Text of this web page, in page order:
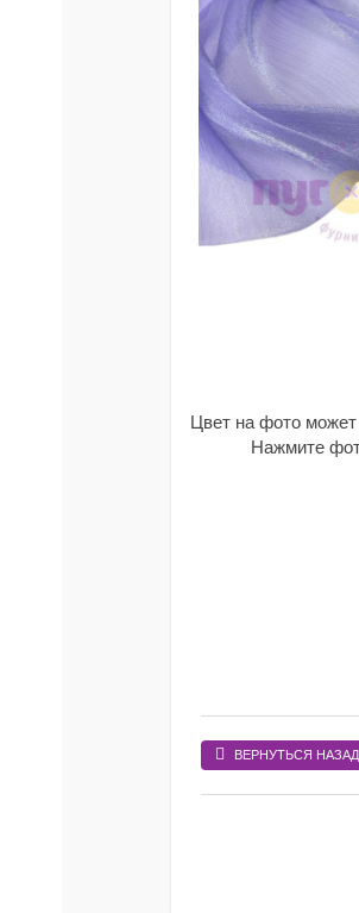
Цвет на фото может
Нажмите
ВЕРНУТЬСЯ НАЗАД